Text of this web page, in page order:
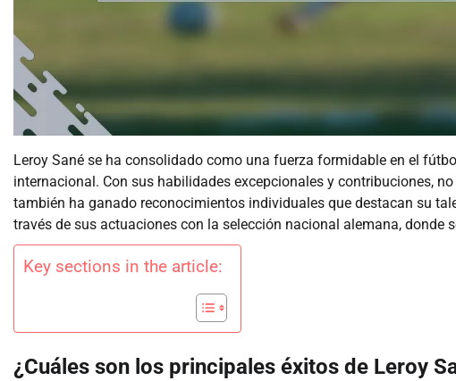
Leroy Sané se ha consolidado como una fuerza formidable en el
internacional. Con sus habilidades excepcionales y contribuciones,
también ha ganado reconocimientos individuales que destacan su
través de sus actuaciones con la selección nacional alemana, donde
Key sections in the article:
¿Cuáles son los principales éxitos de Leroy